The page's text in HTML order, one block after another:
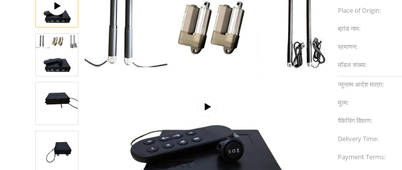
Place of Origin:
ब्रांड नाम:
प्रमाणन:
मॉडल संख्या:
न्यूनतम आदेश मात्रा:
मूल्य:
पैकेजिंग विवरण:
Delivery Time:
Payment Terms: